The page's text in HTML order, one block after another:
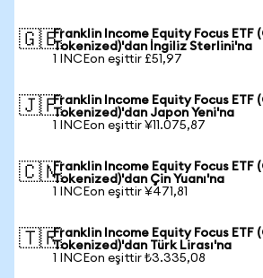
🇬🇧Franklin Income Equity Focus ETF
Tokenized)'dan İngiliz Sterlini'na
1 INCEon eşittir £51,97
🇯🇵Franklin Income Equity Focus ETF
Tokenized)'dan Japon Yeni'na
1 INCEon eşittir ¥11.075,87
🇨🇳Franklin Income Equity Focus ETF
Tokenized)'dan Çin Yuanı'na
1 INCEon eşittir ¥471,81
🇹🇷Franklin Income Equity Focus ETF
Tokenized)'dan Türk Lirası'na
1 INCEon eşittir ₺3.335,08